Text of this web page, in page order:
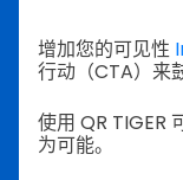
增加您的可见性
行动（CTA）来
使用 QR TIGER
为可能。